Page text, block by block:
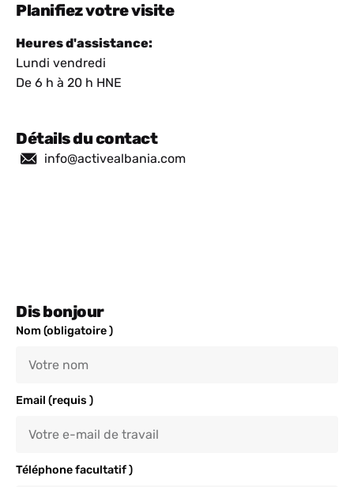
Planifiez votre visite
Heures d'assistance:
Lundi vendredi
De 6 h à 20 h HNE
Détails du contact
info@activealbania.com
Dis bonjour
Nom (obligatoire )
Email (requis )
Téléphone facultatif )